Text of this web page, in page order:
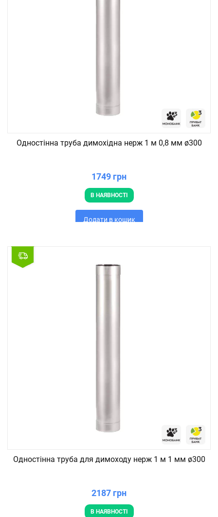
Одностінна труба димохідна нерж 1 м 0,8 мм ø300
1749 грн
В НАЯВНОСТІ
Додати в кошик
Одностінна труба для димоходу нерж 1 м 1 мм ø300
2187 грн
В НАЯВНОСТІ